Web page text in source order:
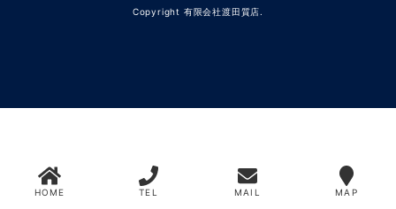
Copyright 有限会社渡田質店.
HOME TEL MAIL MAP